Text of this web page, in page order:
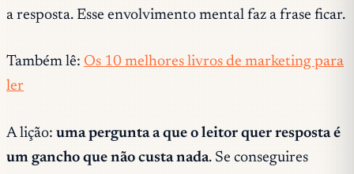
a resposta. Esse envolvimento mental faz a frase ficar.
Também lê: Os 10 melhores livros de marketing para
ler
A lição: uma pergunta a que o leitor quer resposta é
um gancho que não custa nada. Se conseguires